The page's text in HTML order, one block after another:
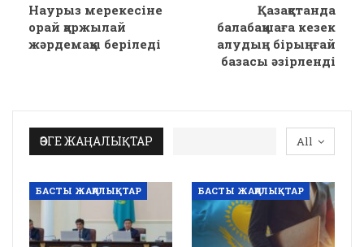
Наурыз мерекесіне
орай қаржылай
жәрдемақы беріледі
Қазақстанда
балабақшаға кезек
алудың бірыңғай
базасы әзірленді
All
ӨЗГЕ ЖАҢАЛЫҚТАР
БАСТЫ ЖАҢАЛЫҚТАР БАСТЫ ЖАҢАЛЫҚТАР